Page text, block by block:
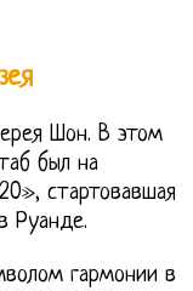
Шон. В этом
был на
стартовавшая
Руанде.
гармонии в